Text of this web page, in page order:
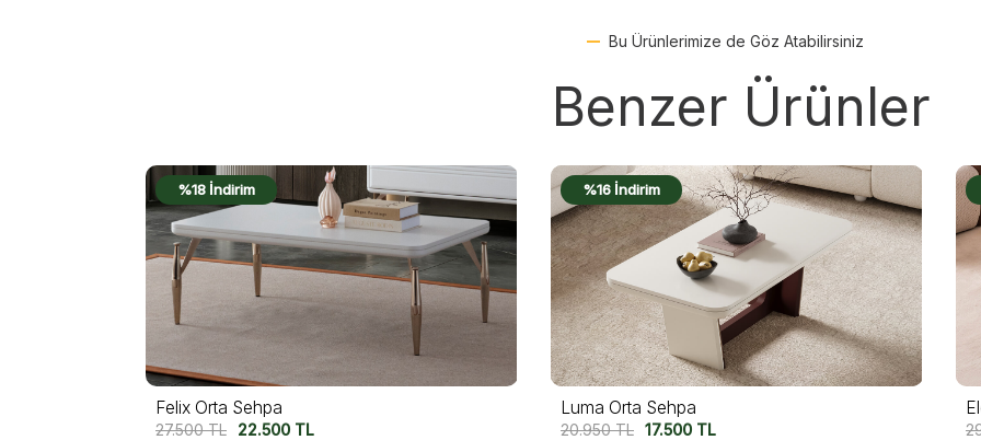
Bu Ürünlerimize de Göz Atabilirsiniz
Benzer Ürünler
%16 İndirim
Luma Orta Sehpa
20.950TL 17.500TL
%17 İndirim
Electra Orta Sehpa
29.950TL 25.000 TL